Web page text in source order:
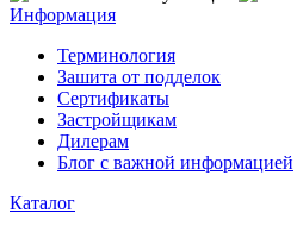
Информация
Терминология
Зашита от подделок
Сертификаты
Застройщикам
Дилерам
Блог с важной информацией
Каталог